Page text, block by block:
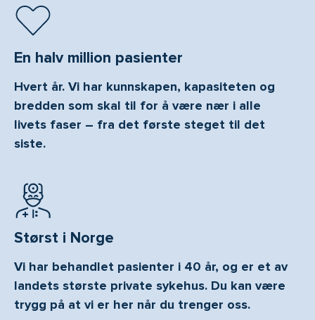
En halv million pasienter
Hvert år. Vi har kunnskapen, kapasiteten og
bredden som skal til for å være nær i alle
livets faser – fra det første steget til det
siste.
Størst i Norge
Vi har behandlet pasienter i 40 år, og er et av
landets største private sykehus. Du kan være
trygg på at vi er her når du trenger oss.